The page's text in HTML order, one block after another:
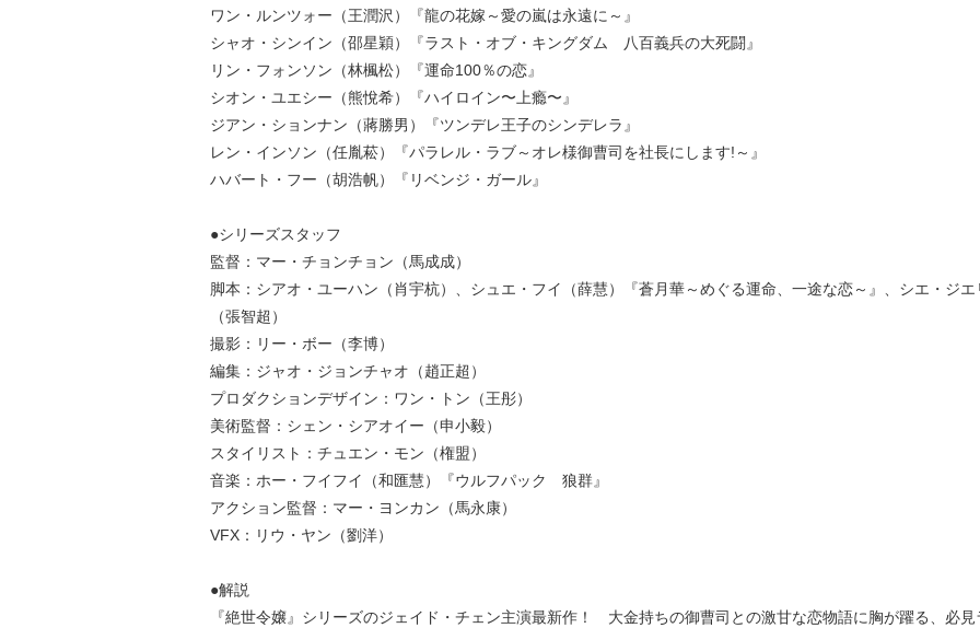
ワン・ルンツォー（王潤沢）『龍の花嫁～愛の嵐は永遠に～』
シャオ・シンイン（邵星穎）『ラスト・オブ・キングダム 八百義兵の大死闘』
リン・フォンソン（林楓松）『運命100％の恋』
シオン・ユエシー（熊悅希）『ハイロイン〜上瘾〜』
ジアン・ションナン（蔣勝男）『ツンデレ王子のシンデレラ』
レン・インソン（任胤菘）『パラレル・ラブ～オレ様御曹司を社長にします!～』
ハバート・フー（胡浩帆）『リベンジ・ガール』
●シリーズスタッフ
監督：マー・チョンチョン（馬成成）
脚本：シアオ・ユーハン（肖宇杭）、シュエ・フイ（薛慧）『蒼月華～めぐる運命、一途な恋～』、シエ・ジ
（張智超）
撮影：リー・ボー（李博）
編集：ジャオ・ジョンチャオ（趙正超）
プロダクションデザイン：ワン・トン（王彤）
美術監督：シェン・シアオイー（申小毅）
スタイリスト：チュエン・モン（権盟）
音楽：ホー・フイフイ（和匯慧）『ウルフパック 狼群』
アクション監督：マー・ヨンカン（馬永康）
VFX：リウ・ヤン（劉洋）
●解説
『絶世令嬢』シリーズのジェイド・チェン主演最新作！ 大金持ちの御曹司との激甘な恋物語に胸が躍る、必見